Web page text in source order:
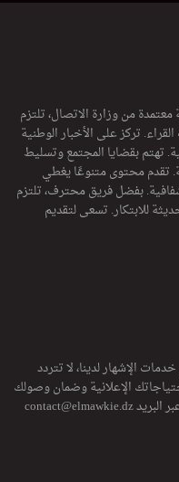
من وزارة الاتصال، تلتزم
تركز على الأخبار الوطنية
تهتم بقضايا المجتمع وتسليط
تقدم محتوى متنوعًا يغطي
بفضل فريق محترف، تلتزم
للابتكار. تسعى لتقديم
الإشهار لدينا، لا تتردد
الإعلانية وضمان وصولك
البريدcontact@elmawkie.dz